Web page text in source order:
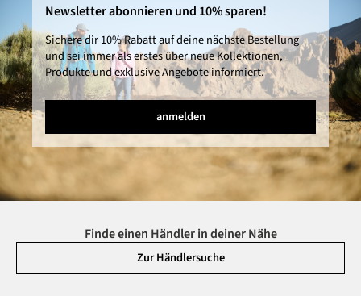
Newsletter abonnieren und 10% sparen!
Sichere dir 10% Rabatt auf deine nächste Bestellung
und sei immer als erstes über neue Kollektionen,
Produkte und exklusive Angebote informiert.
anmelden
Finde einen Händler in deiner Nähe
Zur Händlersuche